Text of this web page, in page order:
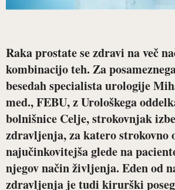
Raka prostate se zdravi na več
kombinacijo teh. Za
besedahspecialista urologije
med., FEBU, z Urološkega
bolnišnice Celje, strokovnjak
zdravljenja, za katero strokovno
najučinkovitejša glede na
njegov način življenja. Eden od
zdravljenja je tudi kirurški